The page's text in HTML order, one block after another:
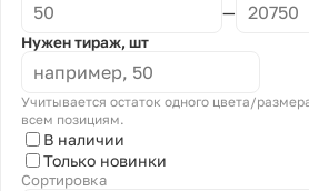
—
Нужен тираж, шт
Учитывается остаток одного цвета/
всем позициям.
В наличии
Только новинки
Сортировка